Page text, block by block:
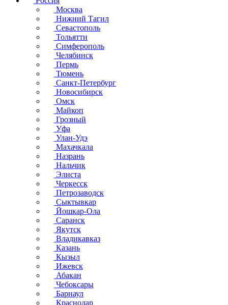
Москва
Нижний Тагил
Севастополь
Тольятти
Симферополь
Челябинск
Пермь
Тюмень
Санкт-Петербург
Новосибирск
Омск
Майкоп
Грозный
Уфа
Улан-Удэ
Махачкала
Назрань
Нальчик
Элиста
Черкесск
Петрозаводск
Сыктывкар
Йошкар-Ола
Саранск
Якутск
Владикавказ
Казань
Кызыл
Ижевск
Абакан
Чебоксары
Барнаул
Краснодар